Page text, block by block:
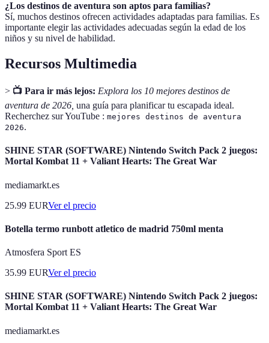
¿Los destinos de aventura son aptos para familias?
Sí, muchos destinos ofrecen actividades adaptadas para familias. Es
importante elegir las actividades adecuadas según la edad de los
niños y su nivel de habilidad.
Recursos Multimedia
> 📺 Para ir más lejos: Explora los 10 mejores destinos de
aventura de 2026, una guía para planificar tu escapada ideal.
Recherchez sur YouTube : mejores destinos de aventura
2026.
SHINE STAR (SOFTWARE) Nintendo Switch Pack 2 juegos:
Mortal Kombat 11 + Valiant Hearts: The Great War
mediamarkt.es
25.99 EURVer el precio
Botella termo runbott atletico de madrid 750ml menta
Atmosfera Sport ES
35.99 EURVer el precio
SHINE STAR (SOFTWARE) Nintendo Switch Pack 2 juegos:
Mortal Kombat 11 + Valiant Hearts: The Great War
mediamarkt.es